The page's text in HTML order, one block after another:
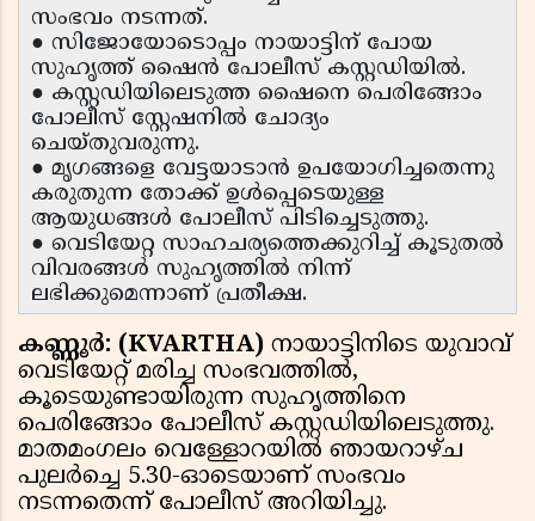
സംഭവം നടന്നത്.
● സിജോയോടൊപ്പം നായാട്ടിന് പോയ
സുഹൃത്ത് ഷൈൻ പോലീസ് കസ്റ്റഡിയിൽ.
● കസ്റ്റഡിയിലെടുത്ത ഷൈനെ പെരിങ്ങോം
പോലീസ് സ്റ്റേഷനിൽ ചോദ്യം
ചെയ്തുവരുന്നു.
● മൃഗങ്ങളെ വേട്ടയാടാൻ ഉപയോഗിച്ചതെന്നു
കരുതുന്ന തോക്ക് ഉൾപ്പെടെയുള്ള
ആയുധങ്ങൾ പോലീസ് പിടിച്ചെടുത്തു.
● വെടിയേറ്റ സാഹചര്യത്തെക്കുറിച്ച് കൂടുതൽ
വിവരങ്ങൾ സുഹൃത്തിൽ നിന്ന്
ലഭിക്കുമെന്നാണ് പ്രതീക്ഷ.
കണ്ണൂർ: (KVARTHA) നായാട്ടിനിടെ യുവാവ്
വെടിയേറ്റ് മരിച്ച സംഭവത്തിൽ,
കൂടെയുണ്ടായിരുന്ന സുഹൃത്തിനെ
പെരിങ്ങോം പോലീസ് കസ്റ്റഡിയിലെടുത്തു.
മാതമംഗലം വെള്ളോറയിൽ ഞായറാഴ്ച
പുലർച്ചെ 5.30-ഓടെയാണ് സംഭവം
നടന്നതെന്ന് പോലീസ് അറിയിച്ചു.